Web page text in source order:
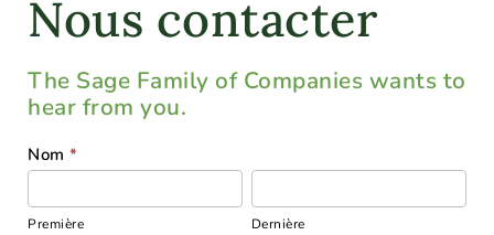
Nous contacter
The Sage Family of Companies wants to
hear from you.
SFOC-
CONTACT-
US
Nom *
Première
Première
Dernière
Dernière